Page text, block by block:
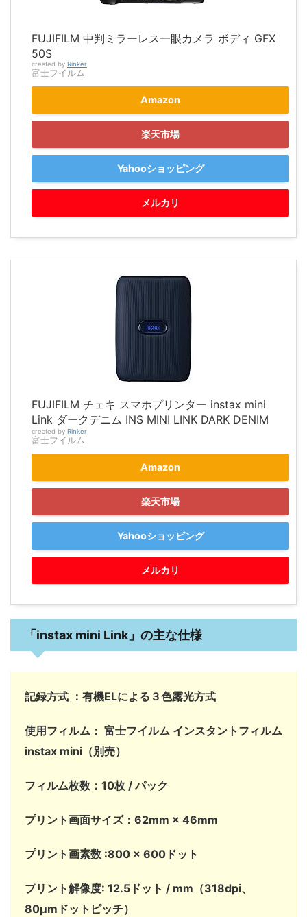
FUJIFILM 中判ミラーレス一眼カメラ ボディ GFX
50S
created by Rinker
富士フイルム
Amazon
楽天市場
Yahooショッピング
メルカリ
FUJIFILM チェキ スマホプリンター instax mini
Link ダークデニム INS MINI LINK DARK DENIM
created by Rinker
富士フイルム
Amazon
楽天市場
Yahooショッピング
メルカリ
「instax mini Link」の主な仕様
記録方式 ：有機ELによる３色露光方式
使用フィルム： 富士フイルム インスタントフィルム
instax mini（別売）
フィルム枚数：10枚 / パック
プリント画面サイズ：62mm × 46mm
プリント画素数 :800 × 600ドット
プリント解像度: 12.5ドット / mm（318dpi、
80μmドットピッチ）